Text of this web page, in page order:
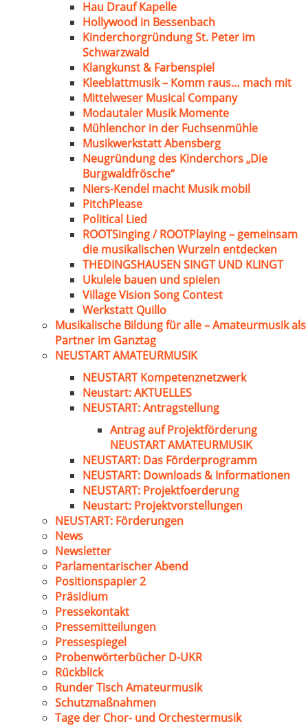
Hau Drauf Kapelle
Hollywood in Bessenbach
Kinderchorgründung St. Peter im
Schwarzwald
Klangkunst & Farbenspiel
Kleeblattmusik – Komm raus… mach mit
Mittelweser Musical Company
Modautaler Musik Momente
Mühlenchor in der Fuchsenmühle
Musikwerkstatt Abensberg
Neugründung des Kinderchors „Die
Burgwaldfrösche“
Niers-Kendel macht Musik mobil
PitchPlease
Political Lied
ROOTSinging / ROOTPlaying – gemeinsam
die musikalischen Wurzeln entdecken
THEDINGSHAUSEN SINGT UND KLINGT
Ukulele bauen und spielen
Village Vision Song Contest
Werkstatt Quillo
Musikalische Bildung für alle – Amateurmusik als
Partner im Ganztag
NEUSTART AMATEURMUSIK
NEUSTART Kompetenznetzwerk
Neustart: AKTUELLES
NEUSTART: Antragstellung
Antrag auf Projektförderung
NEUSTART AMATEURMUSIK
NEUSTART: Das Förderprogramm
NEUSTART: Downloads & Informationen
NEUSTART: Projektfoerderung
Neustart: Projektvorstellungen
NEUSTART: Förderungen
News
Newsletter
Parlamentarischer Abend
Positionspapier 2
Präsidium
Pressekontakt
Pressemitteilungen
Pressespiegel
Probenwörterbücher D-UKR
Rückblick
Runder Tisch Amateurmusik
Schutzmaßnahmen
Tage der Chor- und Orchestermusik